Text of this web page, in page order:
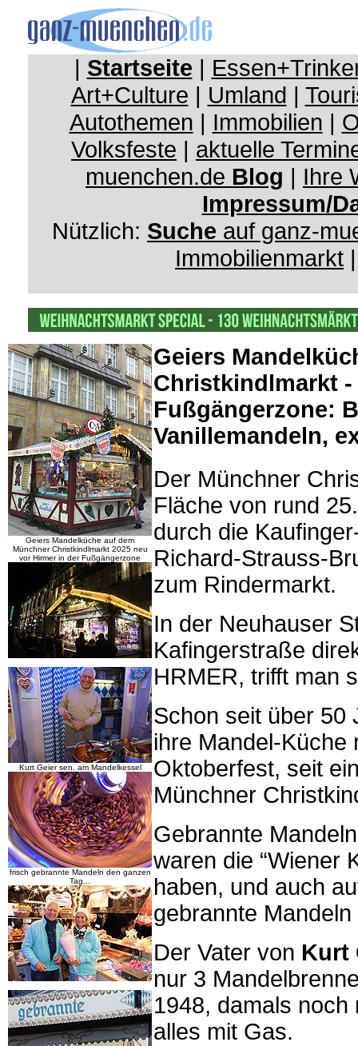
| Startseite |
Art+Culture | Umland |
Autothemen | Immobilien |
Volksfeste | aktuelle
muenchen.de Blog | Ihre
Impressum/
Nützlich: Suche auf ganz-
Immobilienmarkt
Geiers Mandelküche auf dem
Münchner Christkindlmarkt 2025 neu
vor Hirmer in der Fußgängerzone
Kurt Geier sen. am Mandelkessel
frisch gebrannte Mandeln den ganzen
Tag...
Geiers
Christkindlmarkt -
Fußgängerzone:
Vanillemandeln,
Der Münchner
Fläche von rund
durch die
Richard-Strauss-
zum Rindermarkt.
In der Neuhauser
Kafingerstraße
HRMER, trifft man
Schon seit über 50
ihre Mandel-Küche
Oktoberfest, seit
Münchner
Gebrannte
waren die “Wiener
haben, und auch
gebrannte
Der Vater von Kurt
nur 3
1948, damals
alles mit Gas.